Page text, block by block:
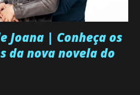
Joana | Conheça os
da nova novela do